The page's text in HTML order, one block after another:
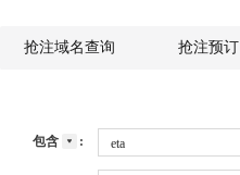
抢注域名查询 抢注预订
包含